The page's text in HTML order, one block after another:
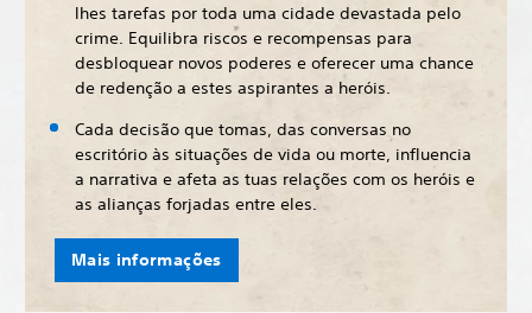
lhes tarefas por toda uma cidade devastada pelo
crime. Equilibra riscos e recompensas para
desbloquear novos poderes e oferecer uma chance
de redenção a estes aspirantes a heróis.
Cada decisão que tomas, das conversas no
escritório às situações de vida ou morte, influencia
a narrativa e afeta as tuas relações com os heróis e
as alianças forjadas entre eles.
Mais informações